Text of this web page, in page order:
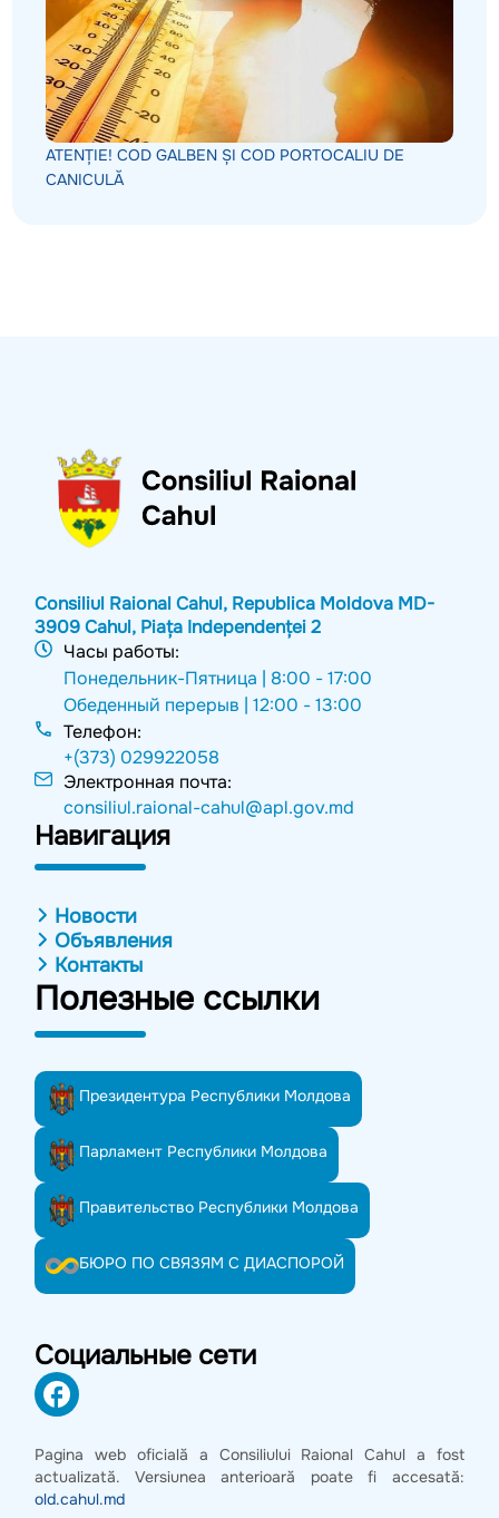
ATENȚIE! COD GALBEN ȘI COD PORTOCALIU DE
CANICULĂ
Consiliul Raional Cahul, Republica Moldova MD-
3909 Cahul, Piața Independenței 2
Часы работы:
Понедельник-Пятница | 8:00 - 17:00
Обеденный перерыв |12:00 - 13:00
Телефон:
+(373) 029922058
Электронная почта:
consiliul.raional-cahul@apl.gov.md
Навигация
Новости
Объявления
Контакты
Полезные ссылки
Президентура Республики Молдова
Парламент Республики Молдова
Правительство Республики Молдова
БЮРО ПО СВЯЗЯМ С ДИАСПОРОЙ
Социальные сети
Pagina web oficială a Consiliului Raional Cahul a fost
actualizată. Versiunea anterioară poate fi accesată:
old.cahul.md